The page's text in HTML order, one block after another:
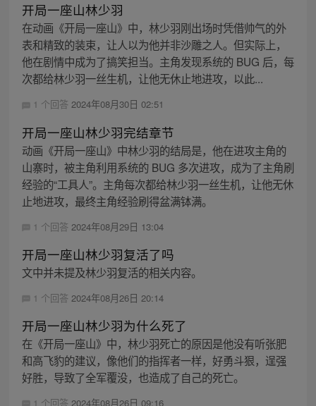
开局一座山林少羽
在动画《开局一座山》中，林少羽刚出场时凭借帅气的外
表和精致的装束，让人以为他并非沙雕之人。但实际上，
他在剧情中成为了搞笑担当。主角发现系统的 BUG 后，每
次都给林少羽一丝生机，让他无休止地进攻，以此...
1 个回答 2024年08月30日 02:51
开局一座山林少羽完结章节
动画《开局一座山》中林少羽的结局是，他在进攻主角的
山寨时，被主角利用系统的 BUG 多次进攻，成为了主角刷
经验的“工具人”。主角每次都给林少羽一丝生机，让他无休
止地进攻，最终主角经验刷得盆满钵满。
1 个回答 2024年08月29日 13:04
开局一座山林少羽复活了吗
文中并未提及林少羽复活的相关内容。
1 个回答 2024年08月26日 20:14
开局一座山林少羽为什么死了
在《开局一座山》中，林少羽死亡的原因是他没有听张肥
和高飞豹的建议，像他们的指挥者一样，好勇斗狠，逞强
好胜，导致了全军覆没，也造成了自己的死亡。
1 个回答 2024年08月26日 09:16